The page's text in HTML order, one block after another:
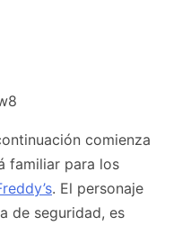
comienza
familiar para los
. El personaje
de seguridad, es